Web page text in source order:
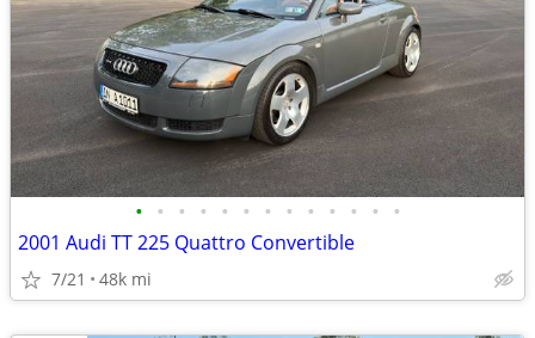
• • • • • • • • • • • • •
2001 Audi TT 225 Quattro Convertible
7/21 48k mi